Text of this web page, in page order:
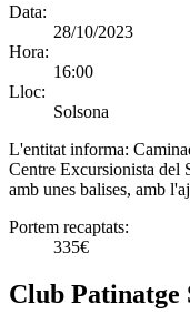
Data:
28/10/2023
Hora:
16:00
Lloc:
Solsona
L'entitat informa:
Centre Excursionista del
amb unes balises, amb
Portem recaptats:
335€
Club Patinatge